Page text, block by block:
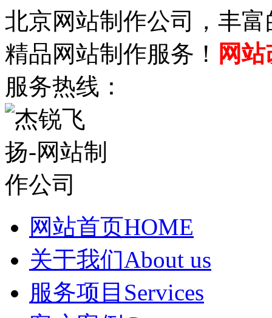
北京网站制作公司，丰
精品网站制作服务！ 网
服务热线：
网站首页HOME
关于我们About us
服务项目 Services